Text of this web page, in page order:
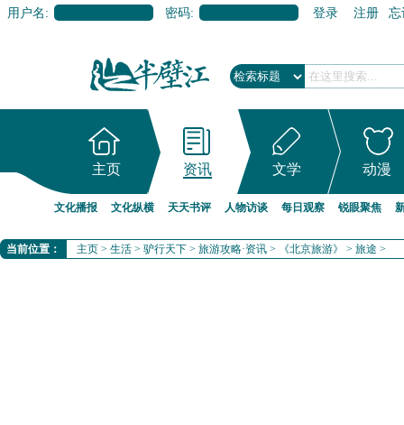
用户名: 密码: 登录 注册 忘
主页 资讯 文学 动漫
文化播报 文化纵横 天天书评 人物访谈 每日观察 锐眼聚焦
当前位置： 主页 > 生活 > 驴行天下 > 旅游攻略·资讯 > 《北京旅游》 > 旅途 >